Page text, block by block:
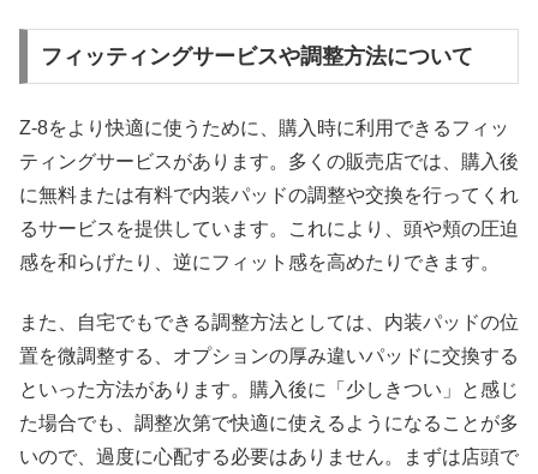
フィッティングサービスや調整方法について
Z-8をより快適に使うために、購入時に利用できるフィッ
ティングサービスがあります。多くの販売店では、購入後
に無料または有料で内装パッドの調整や交換を行ってくれ
るサービスを提供しています。これにより、頭や頬の圧迫
感を和らげたり、逆にフィット感を高めたりできます。
また、自宅でもできる調整方法としては、内装パッドの位
置を微調整する、オプションの厚み違いパッドに交換する
といった方法があります。購入後に「少しきつい」と感じ
た場合でも、調整次第で快適に使えるようになることが多
いので、過度に心配する必要はありません。まずは店頭で